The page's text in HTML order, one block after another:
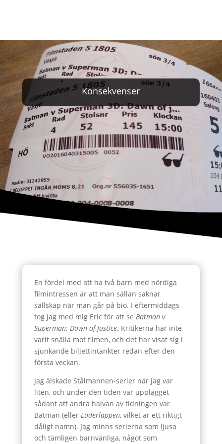
Konsekvenser
En fördel med att ha två barn med nördiga
filmintressen är att man sällan saknar
sällskap när man går på bio. I eftermiddags
tog jag med mig Eric för att se Batman v
Superman: Dawn of Justice. Kritikerna har inte
varit snälla mot filmen, och det har visat sig i
sjunkande biljettintänkter redan efter den
första veckan.
Jag älskade Stålmannen-serier när jag var
liten, och under den tiden var upplägget
sådant att andra halvan av tidningen var
Batman (eller Läderlappen, vilket är ett riktigt
dåligt namn). Jag minns serierna som ljusa
och tämligen barnvänliga, något som